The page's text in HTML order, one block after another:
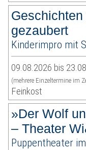
gezaubert
Kinderimpro mit
09.08.2026 bis
(mehrere Einzeltermine im
Feinkost
»Der Wolf
– Theater
Puppentheater